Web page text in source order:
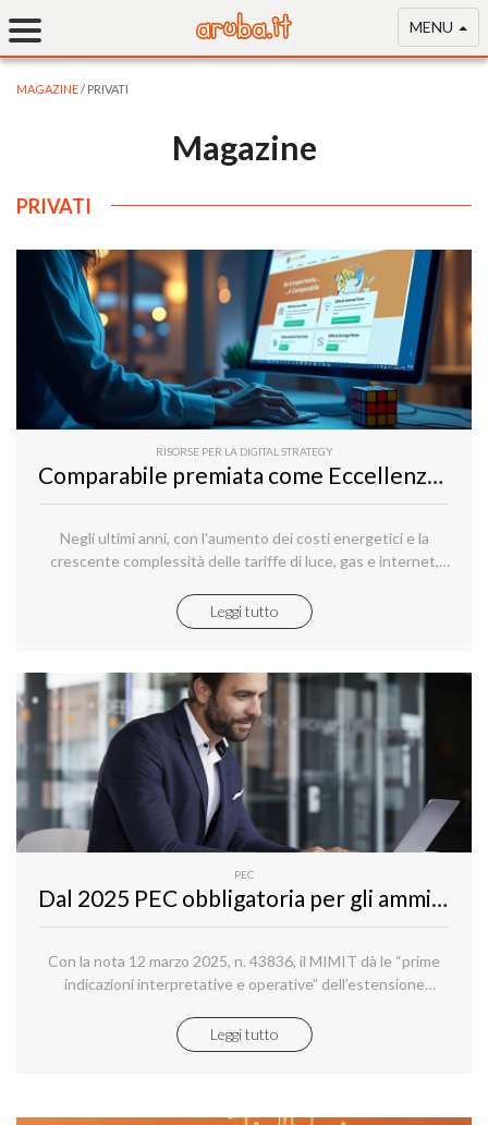
MENU
MAGAZINE/ PRIVATI
Magazine
PRIVATI
RISORSE PER LA DIGITAL STRATEGY
Comparabile premiata come Eccellenza dell'Anno per Innovazione e Leadership nei servizi di comparazione
Negli ultimi anni, con l'aumento dei costi energetici e la
crescente complessità delle tariffe di luce, gas e internet,
Leggi tutto
PEC
Dal 2025 PEC obbligatoria per gli amministratori di società: dal MIMIT le prime indicazioni interpretative e operative
Con la nota 12 marzo 2025, n. 43836, il MIMIT dà le “prime
indicazioni interpretative e operative” dell’estensione
delle Imprese anche il “domicilio digitale” degli
«amministratori di imprese costituite in forma societaria».
Leggi tutto